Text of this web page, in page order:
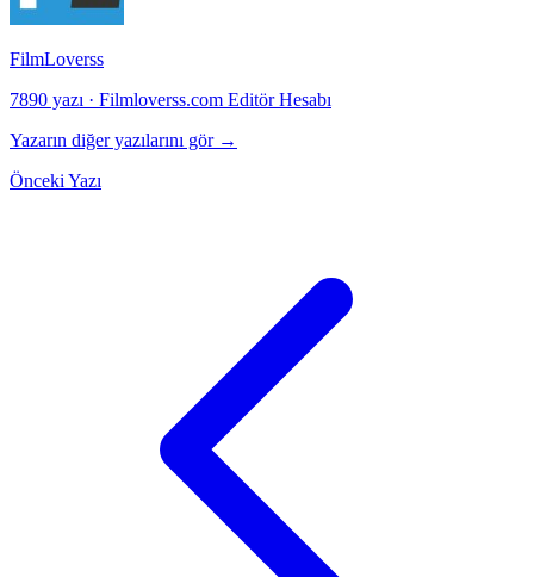
FilmLoverss
7890 yazı · Filmloverss.com Editör Hesabı
Yazarın diğer yazılarını gör →
Önceki Yazı